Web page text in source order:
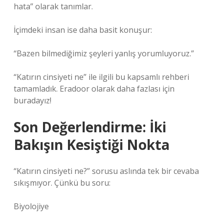
hata” olarak tanımlar.
İçimdeki insan ise daha basit konuşur:
“Bazen bilmediğimiz şeyleri yanlış yorumluyoruz.”
“Katırın cinsiyeti ne” ile ilgili bu kapsamlı rehberi
tamamladık. Eradoor olarak daha fazlası için
buradayız!
Son Değerlendirme: İki
Bakışın Kesiştiği Nokta
“Katırın cinsiyeti ne?” sorusu aslında tek bir cevaba
sıkışmıyor. Çünkü bu soru:
Biyolojiye